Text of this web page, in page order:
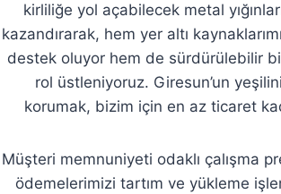
kirliliğe yol açabilecek metal
kazandırarak, hem yer altı
destek oluyor hem de sürdürülebilir
rol üstleniyoruz. Giresun’un
korumak, bizim için en az ticaret
Müşteri memnuniyeti odaklı çalışma
ödemelerimizi tartım ve yükleme